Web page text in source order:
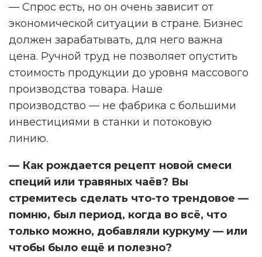
— Спрос есть, но он очень зависит от
экономической ситуации в стране. Бизнес
должен зарабатывать, для него важна
цена. Ручной труд не позволяет опустить
стоимость продукции до уровня массового
производства товара. Наше
производство — не фабрика с большими
инвестициями в станки и потоковую
линию.
— Как рождается рецепт новой смеси
специй или травяных чаёв? Вы
стремитесь сделать что-то трендовое —
помню, был период, когда во всё, что
только можно, добавляли куркуму — или
чтобы было ещё и полезно?